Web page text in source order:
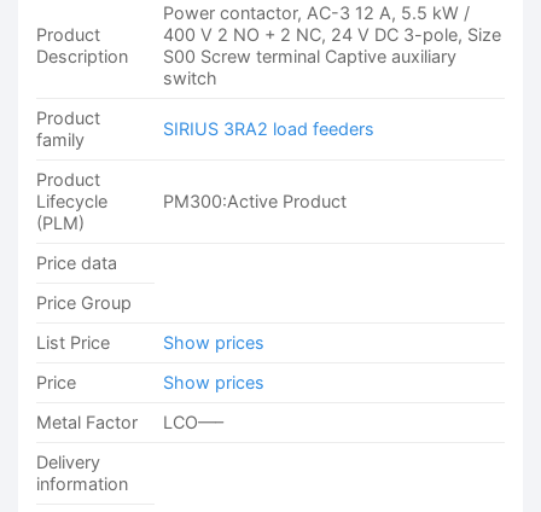
Product
Description
Power contactor, AC-3 12 A, 5.5 kW /
400 V 2 NO + 2 NC, 24 V DC 3-pole, Size
S00 Screw terminal Captive auxiliary
switch
Product
family
SIRIUS 3RA2 load feeders
Product
Lifecycle
(PLM)
PM300:Active Product
Price data
Price Group
List Price
Show prices
Price
Show prices
Metal Factor
LCO—–
Delivery
information